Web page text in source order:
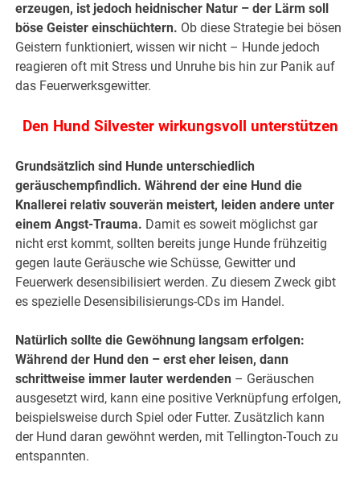
erzeugen, ist jedoch heidnischer Natur – der Lärm soll
böse Geister einschüchtern. Ob diese Strategie bei bösen
Geistern funktioniert, wissen wir nicht – Hunde jedoch
reagieren oft mit Stress und Unruhe bis hin zur Panik auf
das Feuerwerksgewitter.
Den Hund Silvester wirkungsvoll unterstützen
Grundsätzlich sind Hunde unterschiedlich
geräuschempfindlich. Während der eine Hund die
Knallerei relativ souverän meistert, leiden andere unter
einem Angst-Trauma. Damit es soweit möglichst gar
nicht erst kommt, sollten bereits junge Hunde frühzeitig
gegen laute Geräusche wie Schüsse, Gewitter und
Feuerwerk desensibilisiert werden. Zu diesem Zweck gibt
es spezielle Desensibilisierungs-CDs im Handel.
Natürlich sollte die Gewöhnung langsam erfolgen:
Während der Hund den – erst eher leisen, dann
schrittweise immer lauter werdenden – Geräuschen
ausgesetzt wird, kann eine positive Verknüpfung erfolgen,
beispielsweise durch Spiel oder Futter. Zusätzlich kann
der Hund daran gewöhnt werden, mit Tellington-Touch zu
entspannten.